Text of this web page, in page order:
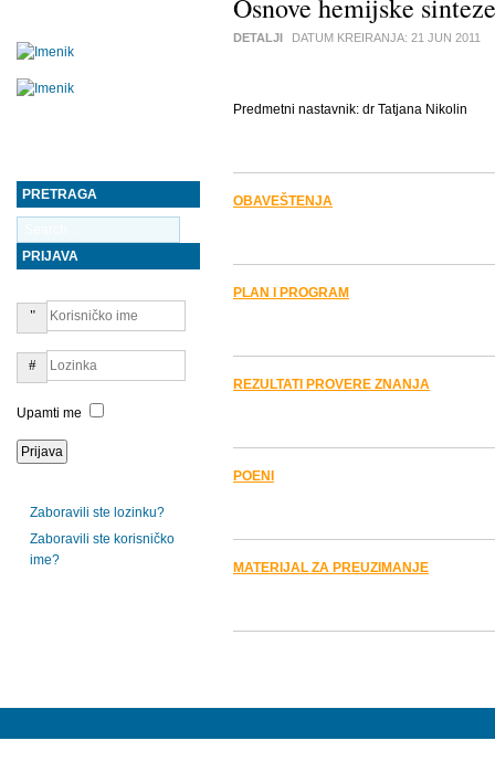
Osnove hemijske sinteze
DETALJI DATUM KREIRANJA: 21 JUN 2011
Predmetni nastavnik: dr Tatjana Nikolin
OBAVEŠTENJA
PLAN I PROGRAM
REZULTATI PROVERE ZNANJA
POENI
MATERIJAL ZA PREUZIMANJE
PRETRAGA
PRIJAVA
Upamti me
Zaboravili ste lozinku?
Zaboravili ste korisničko
ime?